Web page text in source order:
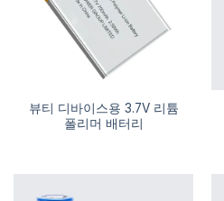
뷰티 디바이스용 3.7V 리튬
폴리머 배터리